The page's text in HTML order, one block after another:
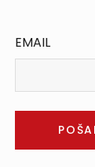
EMAIL